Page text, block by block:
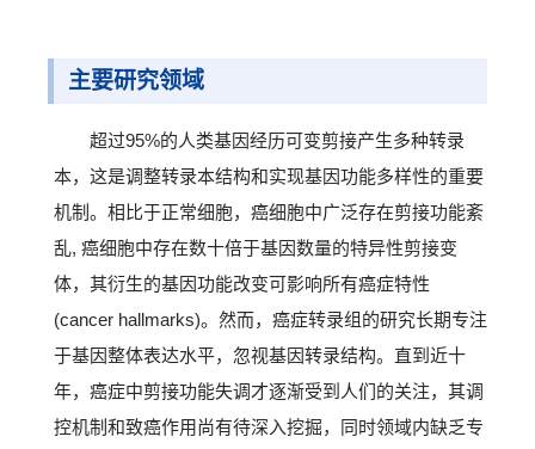
主要研究领域
超过95%的人类基因经历可变剪接产生多种转录
本，这是调整转录本结构和实现基因功能多样性的重要
机制。相比于正常细胞，癌细胞中广泛存在剪接功能紊
乱, 癌细胞中存在数十倍于基因数量的特异性剪接变
体，其衍生的基因功能改变可影响所有癌症特性
(cancer hallmarks)。然而，癌症转录组的研究长期专注
于基因整体表达水平，忽视基因转录结构。直到近十
年，癌症中剪接功能失调才逐渐受到人们的关注，其调
控机制和致癌作用尚有待深入挖掘，同时领域内缺乏专